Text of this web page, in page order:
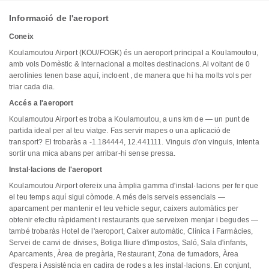
Informació de l'aeroport
Coneix
Koulamoutou Airport (KOU/FOGK) és un aeroport principal a Koulamoutou,
amb vols Domèstic & Internacional a moltes destinacions. Al voltant de 0
aerolínies tenen base aquí, incloent , de manera que hi ha molts vols per
triar cada dia.
Accés a l'aeroport
Koulamoutou Airport es troba a Koulamoutou, a uns km de — un punt de
partida ideal per al teu viatge. Fas servir mapes o una aplicació de
transport? El trobaràs a -1.184444, 12.441111. Vinguis d'on vinguis, intenta
sortir una mica abans per arribar-hi sense pressa.
Instal·lacions de l'aeroport
Koulamoutou Airport ofereix una àmplia gamma d'instal·lacions per fer que
el teu temps aquí sigui còmode. A més dels serveis essencials —
aparcament per mantenir el teu vehicle segur, caixers automàtics per
obtenir efectiu ràpidament i restaurants que serveixen menjar i begudes —
també trobaràs Hotel de l'aeroport, Caixer automàtic, Clínica i Farmàcies,
Servei de canvi de divises, Botiga lliure d'impostos, Saló, Sala d'infants,
Aparcaments, Àrea de pregària, Restaurant, Zona de fumadors, Àrea
d'espera i Assistència en cadira de rodes a les instal·lacions. En conjunt,